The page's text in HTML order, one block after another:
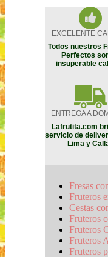
EXCELENTE
Todos nuestros
Perfectos
insuperable
ENTREGA A
Lafrutita.com
servicio de
Lima y
Fresas
Fruteros
Cestas
Fruteros
Fruteros
Fruteros
Fruteros